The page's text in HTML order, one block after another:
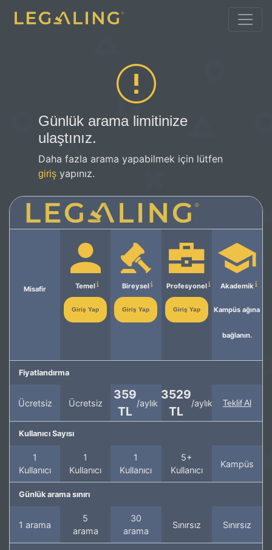
Günlük arama limitinize
ulaştınız.
Daha fazla arama yapabilmek için lütfen
giriş yapınız.
Misafir Temel
Giriş Yap
Bireysel
Giriş Yap
Profesyonel
Giriş Yap
Akademik
Kampüs ağına
bağlanın.
Fiyatlandırma
Ücretsiz Ücretsiz
359
TL
/aylık
3529
TL
/aylık Teklif Al
Kullanıcı Sayısı
1
Kullanıcı
1
Kullanıcı
1
Kullanıcı
5+
Kullanıcı
Kampüs
Günlük arama sınırı
1 arama
5
arama
30
arama
Sınırsız Sınırsız